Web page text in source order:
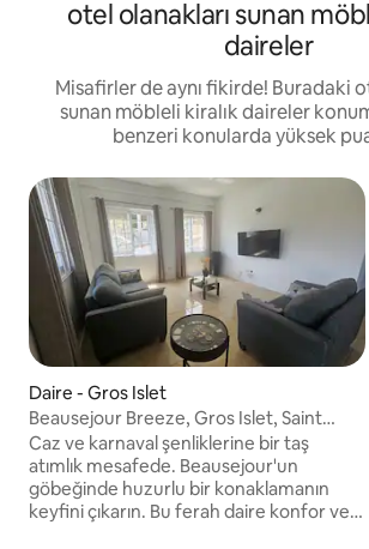
otel olanakları sunan
daireler
Misafirler de aynı fikirde! Buradaki
sunan möbleli kiralık daireler
benzeri konularda yüksek
Daire - Gros Islet
Beausejour Breeze, Gros Islet, Saint
Lucia
Caz ve karnaval şenliklerine bir taş
atımlık mesafede. Beausejour'un
göbeğinde huzurlu bir konaklamanın
keyfini çıkarın. Bu ferah daire konfor ve